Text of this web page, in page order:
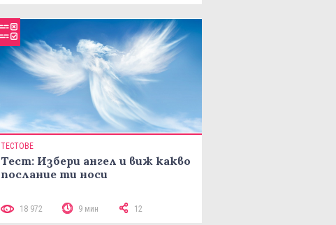
ТЕСТОВЕ
Тест: Избери ангел и виж какво
послание ти носи
18 972 9 мин 12